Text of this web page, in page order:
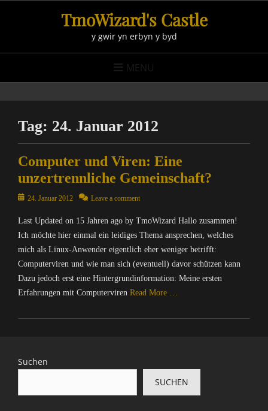
TmoWizard's Castle
y gwir yn erbyn y byd
MENU
Tag: 24. Januar 2012
Computer und Viren: Eine
unzertrennliche Gemeinschaft?
Posted24. Januar 2012 Leave a comment
Last Updated on 15 Jahren ago by TmoWizard Hallo zusammen!
Ich möchte hier einmal ein leidiges Thema ansprechen, welches
mich als Linux-Anwender eigentlich eher weniger betrifft:
Computerviren und wie man sich (eventuell) davor schützen kann
Dazu jedoch erst eine Hintergrundinformation: Meine ersten
Erfahrungen mit Computerviren Read More …
Categories
p
t
Suchen
SUCHEN